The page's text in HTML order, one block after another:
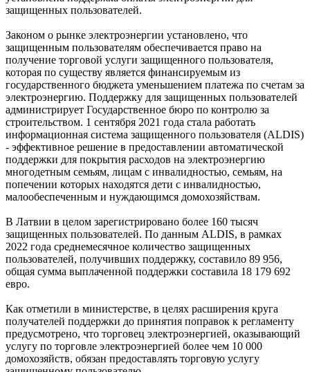
защищенных пользователей.
Законом о рынке электроэнергии установлено, что
защищенным пользователям обеспечивается право на
получение торговой услуги защищенного пользователя,
которая по существу является финансируемым из
государственного бюджета уменьшением платежа по счетам за
электроэнергию. Поддержку для защищенных пользователей
администрирует Государственное бюро по контролю за
строительством. 1 сентября 2021 года стала работать
информационная система защищенного пользователя (ALDIS)
- эффективное решение в предоставлении автоматической
поддержки для покрытия расходов на электроэнергию
многодетным семьям, лицам с инвалидностью, семьям, на
попечении которых находятся дети с инвалидностью,
малообеспеченным и нуждающимся домохозяйствам.
В Латвии в целом зарегистрировано более 160 тысяч
защищенных пользователей. По данным ALDIS, в рамках
2022 года среднемесячное количество защищенных
пользователей, получивших поддержку, составило 89 956,
общая сумма выплаченной поддержки составила 18 179 692
евро.
Как отметили в министерстве, в целях расширения круга
получателей поддержки до принятия поправок к регламенту
предусмотрено, что торговец электроэнергией, оказывающий
услугу по торговле электроэнергией более чем 10 000
домохозяйств, обязан предоставлять торговую услугу